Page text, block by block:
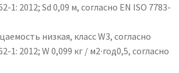
1: 2012; Sd 0,09 м, согласно EN ISO 7783-
низкая, класс W3, согласно
1: 2012; W 0,099 кг / м2∙год0,5, согласно